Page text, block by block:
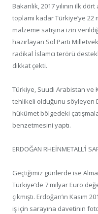
Bakanlık, 2017 yılının ilk
toplamı kadar Türkiye’ye
malzeme satışına izin
hazırlayan Sol Parti
radikal İslamcı terörü
dikkat çekti.
Türkiye, Suudi Arabistan ve
tehlikeli olduğunu söyleyen
hükümet bölgedeki
benzetmesini yaptı.
ERDOĞAN RHEİNMETALL’İ
Geçtiğimiz günlerde ise
Türkiye’de 7 milyar Euro
çıkmıştı. Erdoğan’ın Kasım
iş için sarayına davetinin